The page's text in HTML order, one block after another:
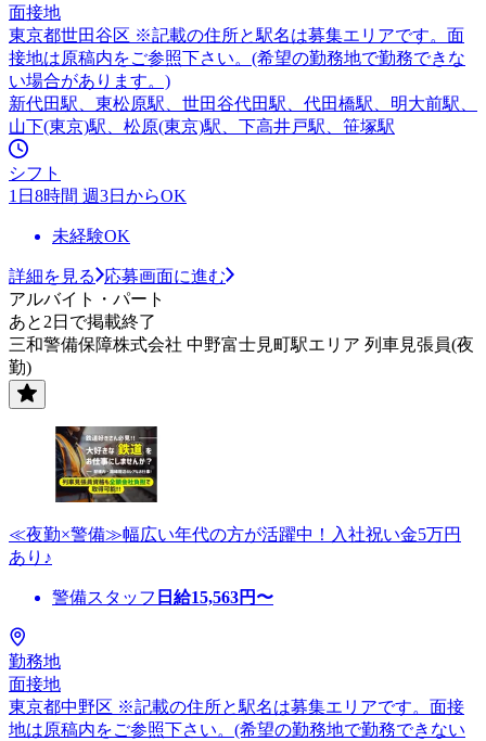
面接地
東京都世田谷区 ※記載の住所と駅名は募集エリアです。面
接地は原稿内をご参照下さい。(希望の勤務地で勤務できな
い場合があります。)
新代田駅、東松原駅、世田谷代田駅、代田橋駅、明大前駅、
山下(東京)駅、松原(東京)駅、下高井戸駅、笹塚駅
シフト
1日8時間 週3日からOK
未経験OK
詳細を見る
応募画面に進む
アルバイト・パート
あと2日で掲載終了
三和警備保障株式会社 中野富士見町駅エリア 列車見張員(夜
勤)
≪夜勤×警備≫幅広い年代の方が活躍中！入社祝い金5万円
あり♪
警備スタッフ 日給15,563円〜
勤務地
面接地
東京都中野区 ※記載の住所と駅名は募集エリアです。面接
地は原稿内をご参照下さい。(希望の勤務地で勤務できない